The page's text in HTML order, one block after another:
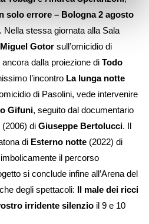
solo errore – Bologna 2 agosto
. Nella stessa giornata alla Sala
Miguel Gotor sull’omicidio di
dalla proiezione di Todo
l’incontro La lunga notte
di Pasolini, vede intervenire
Gifuni, seguito dal documentario
(2006) di Giuseppe Bertolucci. Il
di Esterno notte (2022) di
il percorso
si conclude infine all’Arena del
degli spettacoli: Il male dei ricci
irridente silenzio il 9 e 10